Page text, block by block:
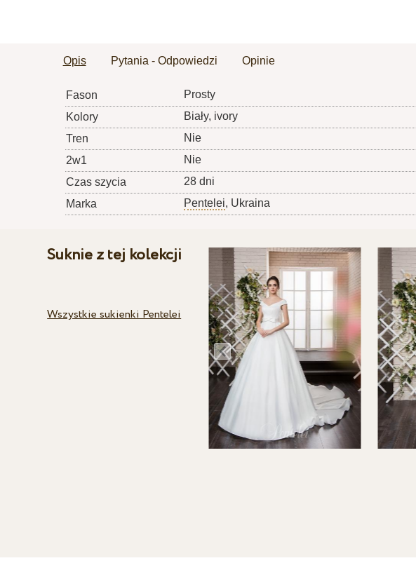
Opis Pytania - Odpowiedzi Opinie
Fason
Prosty
Kolory
Biały, ivory
Tren
Nie
2w1
Nie
Czas szycia
28 dni
Marka
Pentelei, Ukraina
Suknie z tej kolekcji
Wszystkie sukienki Pentelei